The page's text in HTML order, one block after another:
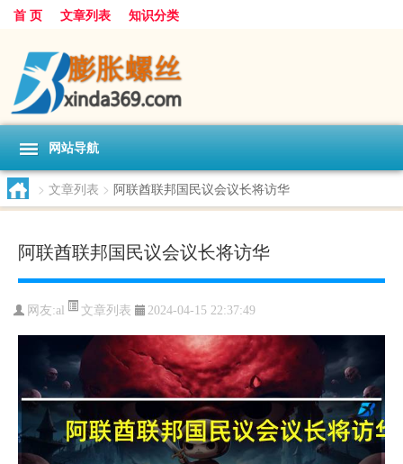
首 页 文章列表 知识分类
网站导航
> 文章列表 > 阿联酋联邦国民议会议长将访华
阿联酋联邦国民议会议长将访华
网友:al 文章列表 2024-04-15 22:37:49